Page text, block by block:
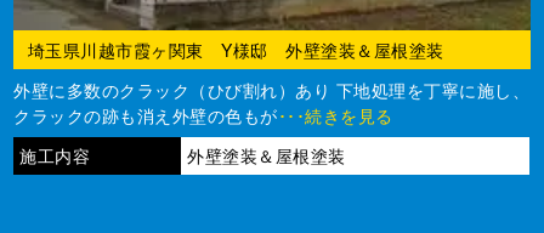
埼玉県川越市霞ヶ関東 Y様邸 外壁塗装＆屋根塗装
外壁に多数のクラック（ひび割れ）あり 下地処理を丁寧に施し、
クラックの跡も消え外壁の色もが･･･続きを見る
施工内容
外壁塗装＆屋根塗装